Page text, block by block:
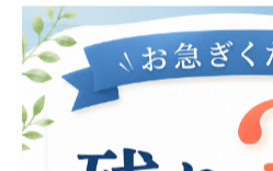
職場の多様性を高めるため
職場の多様性を高めるための
いくつかの先進的なアプロー
まず、企業内でのメンター制